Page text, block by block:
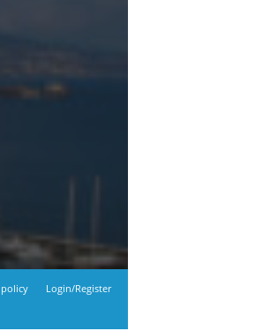
Login/Register